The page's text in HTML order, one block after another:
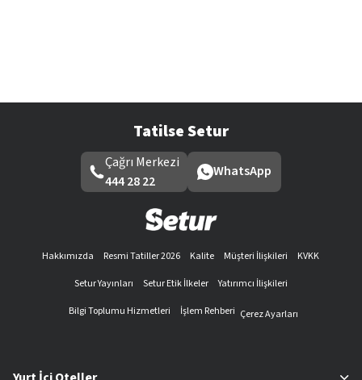
Tatilse Setur
Çağrı Merkezi
444 28 22
WhatsApp
Hakkımızda Resmi Tatiller 2026 Kalite Müşteri İlişkileri
KVKK
Setur Yayınları
Setur Etik İlkeler
Yatırımcı İlişkileri
Bilgi Toplumu Hizmetleri
İşlem Rehberi Çerez Ayarları